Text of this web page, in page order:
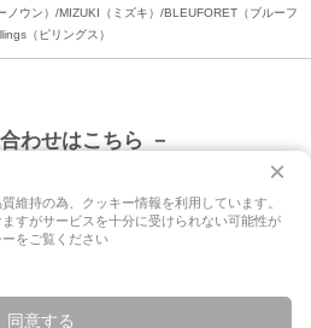
維持の為、クッキー情報を利用しています。
すがサービスを十分に受けられない可能性が
をご覧ください
×
同意する
ノウン）/MIZUKI（ミズキ）/BLEUFORET（ブルーフ
（ピリングス）
わせはこちら －
利用にあたって